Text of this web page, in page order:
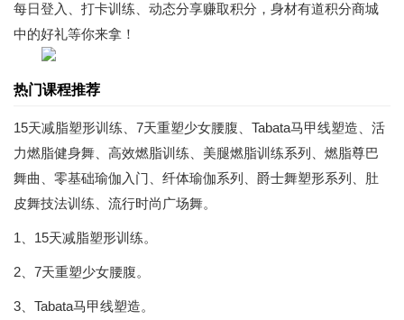
每日登入、打卡训练、动态分享赚取积分，身材有道积分商城
中的好礼等你来拿！
热门课程推荐
15天减脂塑形训练、7天重塑少女腰腹、Tabata马甲线塑造、活
力燃脂健身舞、高效燃脂训练、美腿燃脂训练系列、燃脂尊巴
舞曲、零基础瑜伽入门、纤体瑜伽系列、爵士舞塑形系列、肚
皮舞技法训练、流行时尚广场舞。
1、15天减脂塑形训练。
2、7天重塑少女腰腹。
3、Tabata马甲线塑造。